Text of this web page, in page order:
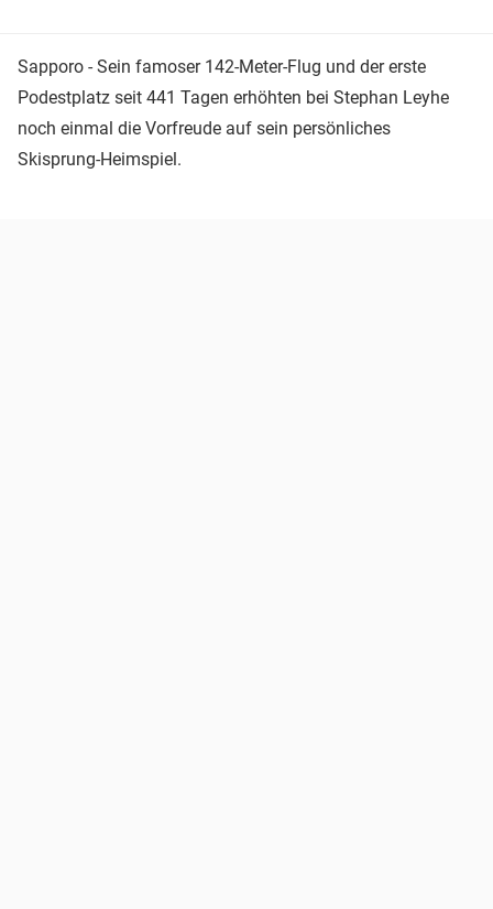
Sapporo - Sein famoser 142-Meter-Flug und der erste
Podestplatz seit 441 Tagen erhöhten bei Stephan Leyhe
noch einmal die Vorfreude auf sein persönliches
Skisprung-Heimspiel.